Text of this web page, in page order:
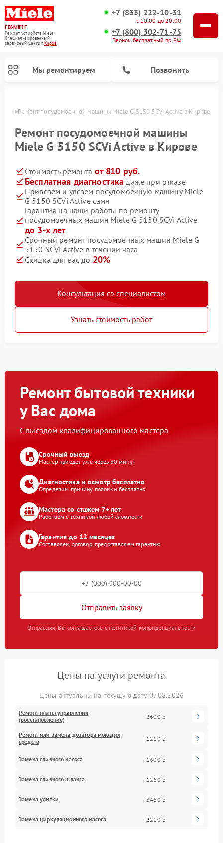
FIX-MIELE
Ремонт устройств Miele
Специализированный
cервисный центр г.Киров
+7 (833) 222-10-31
с 10:00 до 20:00
+7 (800) 302-71-75
Звонок бесплатный по РФ
Мы ремонтируем Позвонить
Ремонт посудомоечной машины Miele G 5150 SCVi Active в Кирове
Ремонт посудомоечной машины
Miele G 5150 SCVi Active в Кирове
Стоимость ремонта от 810 руб.
Бесплатная диагностика даже при отказе
Привезем и увезем посудомоечную машину Miele
G 5150 SCVi Active сами
Гарантия на наши работы по ремонту
посудомоечных машин Miele G 5150 SCVi Active
до 3-х лет
Срочный ремонт посудомоечных машин Miele G
5150 SCVi Active в течении часа
Скидка для вас до 20%
Консультация со специалистом
Узнать стоимость работ
Ремонт бытовой техники
у Вас дома
С выездом квалифицированного мастера
Срочный выезд
Мастер приедет уже через 30 минут
Диагностика и осмотр бесплатно
Определим причину поломки бесплатно
Мастера со стажем 7+ лет
Работаем с техникой любой сложности
Гарантия до 12 месяцев
Составляем договор, предоставляем гарантию
Отправить заявку
Отправляя, Вы соглашаетесь с политикой конфиденциальности
Цены на услуги ремонта
Цены актуальны на текущую дату 07.08.2026
Ремонт платы управления
(восстановление)
2600 р
Ремонт или замена дозатора моющих
средств
1210 р
Замена сливного насоса 1600 р
Замена сливного шланга 1260 р
Замена улитки 3460 р
Замена циркуляционного насоса 2210 р